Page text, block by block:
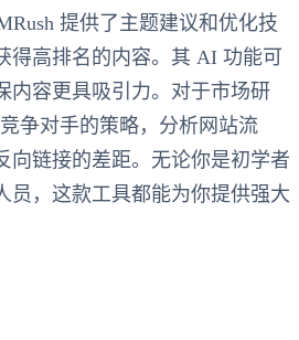
提供了主题建议和优化技
得高排名的内容。其 AI 功能可
内容更具吸引力。对于市场研
争对手的策略，分析网站流
向链接的差距。无论你是初学者
员，这款工具都能为你提供强大